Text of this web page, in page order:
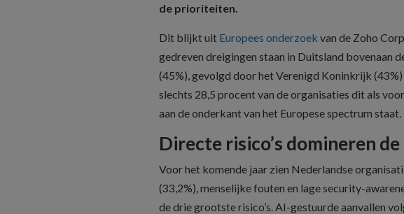
de prioriteiten.
Dit blijkt uit Europees onderzoek van de Zoho
gedreven dreigingen staan in Duitsland bovenaan
(45%), gevolgd door het Verenigd Koninkrijk
slechts 28,5 procent van de organisaties dit als
aan de onderkant van het Europese spectrum staat.
Directe risico’s domineren de
Voor het komende jaar zien Nederlandse
(33,2%), menselijke fouten en lage security-
de drie grootste risico’s. AI-gestuurde aanvallen